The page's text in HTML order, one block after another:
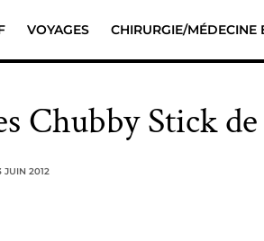
VOYAGES CHIRURGIE/MÉDECINE
Chubby Stick
JUIN 2012